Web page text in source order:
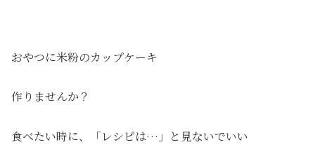
おやつに米粉のカップケーキ
作りませんか？
食べたい時に、「レシピは…」と見ないでいい